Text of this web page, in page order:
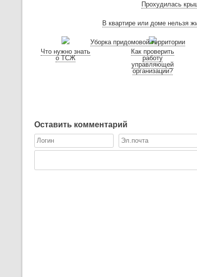
Прохудилась
В квартире или доме нельзя
Уборка
Уборка придомовой территории
Что нужно знать
о ТСЖ
Как проверить
работу
управляющей
организации?
Оставить комментарий